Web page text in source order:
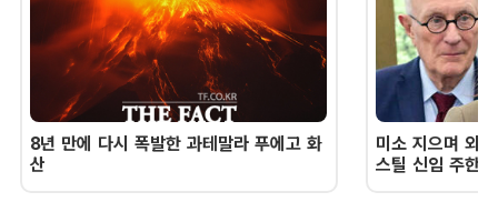
8년 만에 다시 폭발한 과테말라 푸에고 화
산
미소 지으며 외
스틸 신임 주한